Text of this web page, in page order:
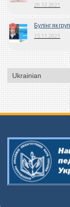
20.12.2021
Булінг як
15.11.2021
Вибрати
мову